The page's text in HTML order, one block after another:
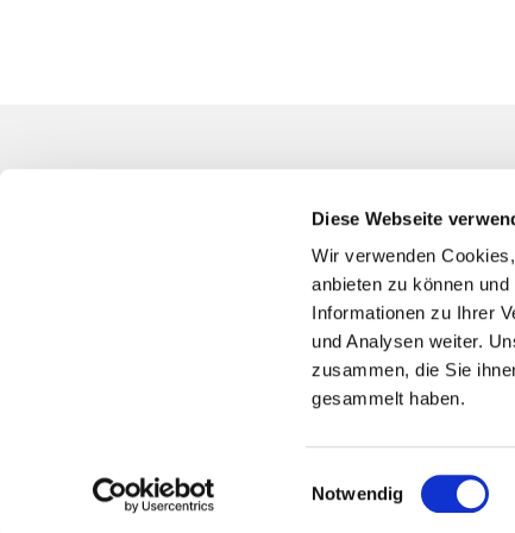
Diese Webseite
Wir verwenden
anbieten zu können
Informationen zu Ihrer
und Analysen weiter.
zusammen, die Sie
gesammelt haben.
Einwilligungsauswahl
Notwendig
Südwest
94344-0
bo-kg-
IBAN